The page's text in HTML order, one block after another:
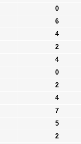
0
6
4
2
4
0
2
4
7
5
2